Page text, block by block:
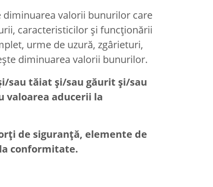
valorii bunurilor care
caracteristicilor și funcționării
urme de uzură, zgârieturi,
diminuarea valorii bunurilor.
sau tăiat și/sau găurit și/sau
valoarea aducerii la
de siguranță, elemente de
conformitate.